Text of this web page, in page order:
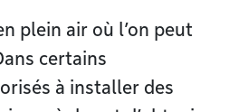
plein air où l’on peut
certains
à installer des